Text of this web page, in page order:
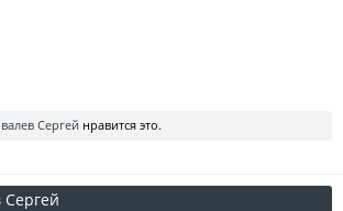
Сергей нравится это.
Сергей